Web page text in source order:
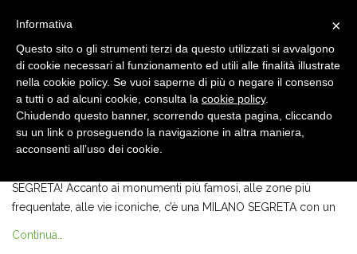
GITE,SENZA CATEGORIA 19 FEB, 2026
Milano Segreta – gita
SEGRETA! Accanto ai monumenti più famosi, alle zone più
frequentate, alle vie iconiche, c’è una MILANO SEGRETA con un
Continua…
×
Informativa
Questo sito o gli strumenti terzi da questo utilizzati si avvalgono
di cookie necessari al funzionamento ed utili alle finalità illustrate
nella cookie policy. Se vuoi saperne di più o negare il consenso
a tutti o ad alcuni cookie, consulta la cookie policy.
Chiudendo questo banner, scorrendo questa pagina, cliccando
su un link o proseguendo la navigazione in altra maniera,
acconsenti all’uso dei cookie.